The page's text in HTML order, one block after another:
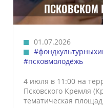
ПСКОВСКОМ
01.07.2026
#псковмолодёжь
4 июля в 11:00 на
Псковского Кремля
тематическая